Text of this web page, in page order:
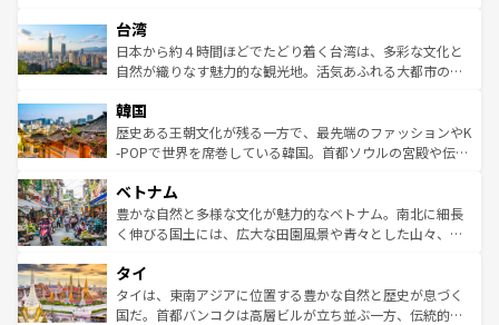
情報は
人々、おいしいローカルフードやハワイアンミュージッ
ク、伝統的なフラダンスなど、すべてがハワイの魅力を彩
っている。訪れるたびに新しい発見と感動が待っているハ
はコンテンツ一覧
リアリーフや大陸中央部にそびえるウルル（エアーズロッ
ク）、タスマニアの美しい原生林やケアンズの熱帯雨林な
ど、見どころがたくさん。また、カフェやワイン、オージ
いる。アクティビティも充実しており、サーフィンやダイ
ビング、ハイキングなど、アウトドア好きにはたまらな
い。オーストラリアの多彩な魅力を存分に味わいつくそ
参照してほしい。
台湾
日本から約４時間ほどでたどり着く台湾は、多彩な文化と
自然が織りなす魅力的な観光地。活気あふれる大都市の台
ン）、静ひつな山岳地帯である台湾東部など、都市の喧騒
と山間の静けさが共存しており、訪れる人に新しい発見と
驚きをもたらしてくれる。また、奥深い台湾の食文化も魅
容にもいいと評判のスイーツなど、バラエティ豊かな料理
が味わえる。 なお、新着の台湾情報は コンテンツ一覧を参
照してほしい。
韓国
歴史ある王朝文化が残る一方で、最先端のファッションやK
-POPで世界を席巻している韓国。首都ソウルの宮殿や伝統
き、地方に足を延ばせば四季折々の自然美を楽しむことが
できる。そして、キムチや焼肉、絶品のストリートフード
まで、さまざまな韓国料理が待っている。夜には、韓国な
リティに包まれながら、韓国の多彩な魅力を心ゆくまで味
わってみてほしい。 なお、新着の韓国情報はコンテンツ一
覧を参照してほしい。
ベトナム
豊かな自然と多様な文化が魅力的なベトナム。南北に細長
く伸びる国土には、広大な田園風景や青々とした山々、世
急速な発展と共に伝統が息づく。ハノイの古い町並みやホ
ーチミン市のフランス統治時代の建物も、独特の雰囲気を
醸し出している。また、バラエティの豊かさとおいしさで
タイ
タイは、東南アジアに位置する豊かな自然と歴史が息づく
国だ。首都バンコクは高層ビルが立ち並ぶ一方、伝統的な